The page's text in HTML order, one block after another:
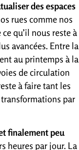
des espaces
rues comme nos
qu’il nous reste à
avancées. Entre la
au printemps à la
de circulation
à faire tant les
par
finalement peu
heures par jour. La